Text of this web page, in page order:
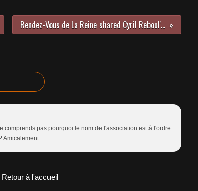
Rendez-Vous de La Reine shared Cyril Reboul's...
comprends pas pourquoi le nom de l'association est à l'ordre
Amicalement.
Retour à l'accueil